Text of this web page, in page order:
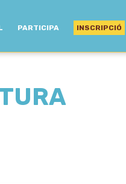
PARTICIPA INSCRIPCIÓ